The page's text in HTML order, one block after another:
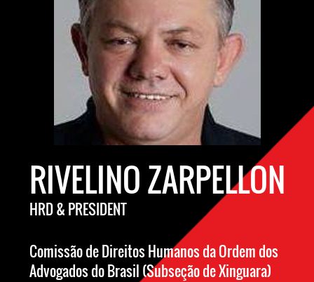
RIVELINO ZARPELLON
HRD & PRESIDENT
Comissão de Direitos Humanos da Ordem dos
Advogados do Brasil (Subseção de Xinguara)